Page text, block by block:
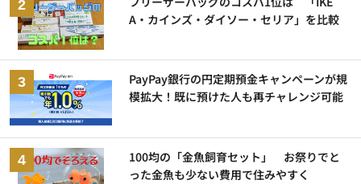
A・カインズ・ダイソー・セリア」を比較
PayPay銀行の円定期預金キャンペーンが規
模拡大！既に預けた人も再チャレンジ可能
100均の「金魚飼育セット」 お祭りでと
った金魚も少ない費用で住みやすく